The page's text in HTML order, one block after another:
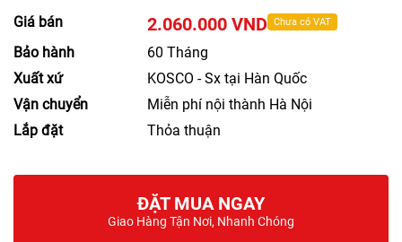
Giá bán 2.060.000 VND Chưa có VAT
Bảo hành
60 Tháng
Xuất xứ
KOSCO - Sx tại Hàn Quốc
Vận chuyển
Miễn phí nội thành Hà Nội
Lắp đặt
Thỏa thuận
ĐẶT MUA NGAY
Giao Hàng Tận Nơi, Nhanh Chóng